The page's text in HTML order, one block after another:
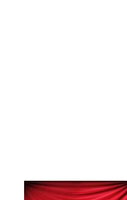
View